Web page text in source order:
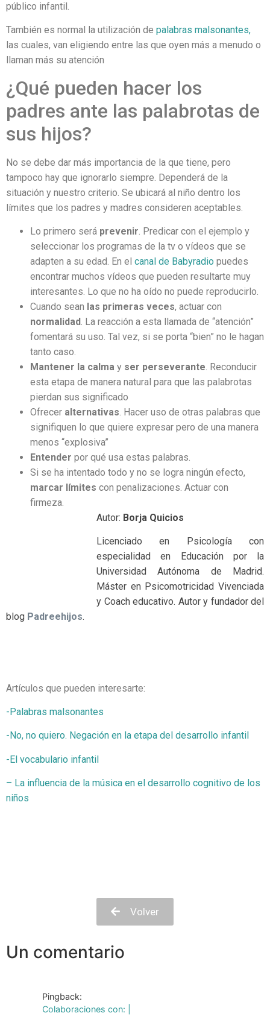
público infantil.
También es normal la utilización de palabras malsonantes,
las cuales, van eligiendo entre las que oyen más a menudo o
llaman más su atención
¿Qué pueden hacer los
padres ante las palabrotas de
sus hijos?
No se debe dar más importancia de la que tiene, pero
tampoco hay que ignorarlo siempre. Dependerá de la
situación y nuestro criterio. Se ubicará al niño dentro los
límites que los padres y madres consideren aceptables.
Lo primero será prevenir. Predicar con el ejemplo y
seleccionar los programas de la tv o vídeos que se
adapten a su edad. En el canal de Babyradio puedes
encontrar muchos vídeos que pueden resultarte muy
interesantes. Lo que no ha oído no puede reproducirlo.
Cuando sean las primeras veces, actuar con
normalidad. La reacción a esta llamada de “atención”
fomentará su uso. Tal vez, si se porta “bien” no le hagan
tanto caso.
Mantener la calma y ser perseverante. Reconducir
esta etapa de manera natural para que las palabrotas
pierdan sus significado
Ofrecer alternativas. Hacer uso de otras palabras que
signifiquen lo que quiere expresar pero de una manera
menos “explosiva”
Entender por qué usa estas palabras.
Si se ha intentado todo y no se logra ningún efecto,
marcar límites con penalizaciones. Actuar con
firmeza.
Autor: Borja Quicios
Licenciado en Psicología con
especialidad en Educación por la
Universidad Autónoma de Madrid.
Máster en Psicomotricidad Vivenciada
y Coach educativo. Autor y fundador del
blog Padreehijos.
Artículos que pueden interesarte:
-Palabras malsonantes
-No, no quiero. Negación en la etapa del desarrollo infantil
-El vocabulario infantil
– La influencia de la música en el desarrollo cognitivo de los
niños
Volver
Un comentario
Pingback:
Colaboraciones con: |